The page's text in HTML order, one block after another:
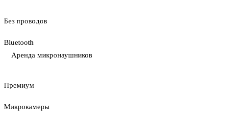
Без проводов
Bluetooth
Аренда микронаушников
Премиум
Микрокамеры